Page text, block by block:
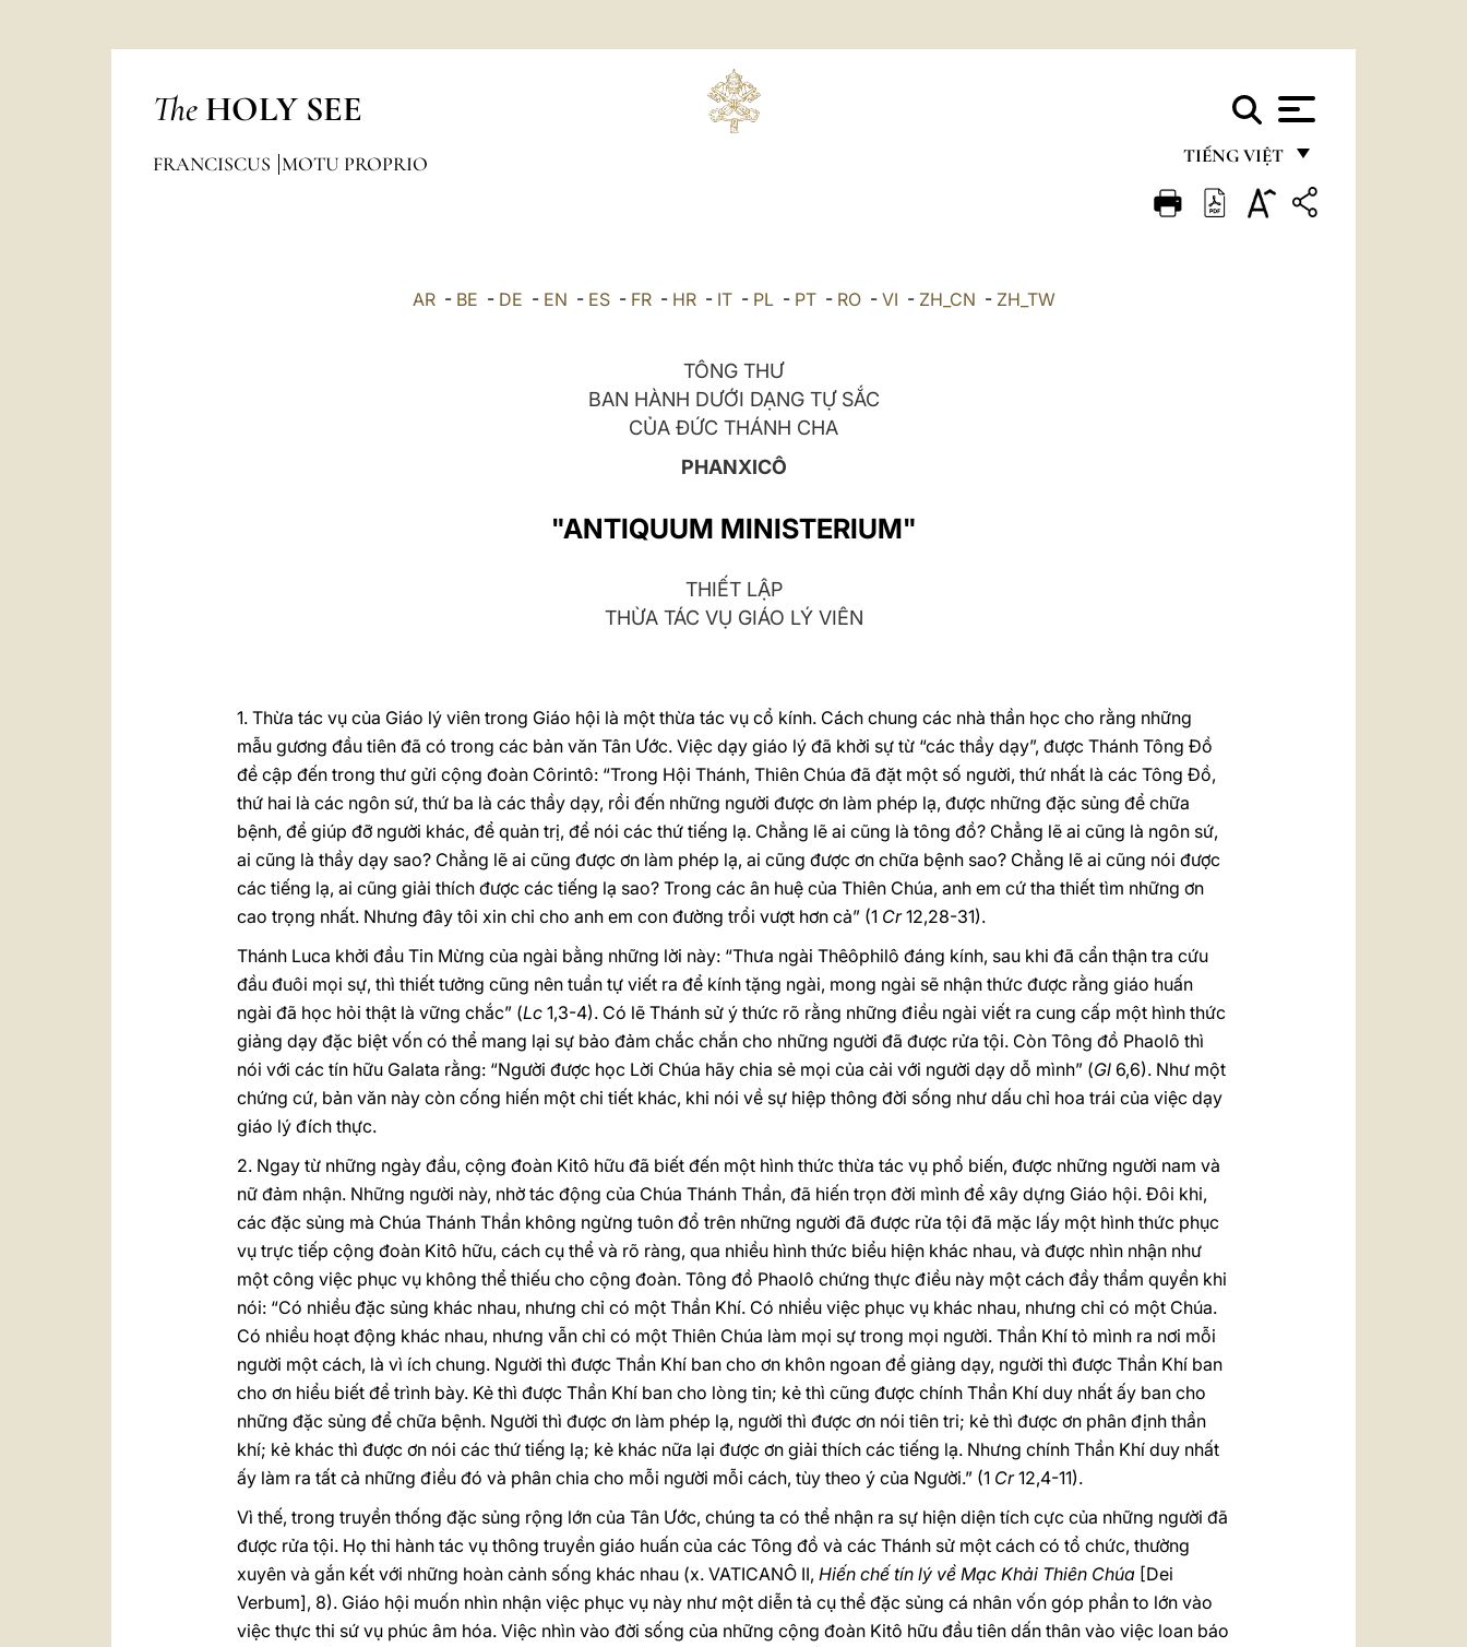
The HOLY SEE
TIẾNG VIỆT
FRANÇAIS
FRANCISCUS MOTU PROPRIO
AR- BE - DE - EN - ES- FR- HR- IT- PL- PT- RO- VI - ZH_CN - ZH_TW
TÔNG THƯ
BAN HÀNH DƯỚI DẠNG TỰ SẮC
CỦA ĐỨC THÁNH CHA
PHANXICÔ
"ANTIQUUM MINISTERIUM"
THIẾT LẬP
THỪA TÁC VỤ GIÁO LÝ VIÊN
1. Thừa tác vụ của Giáo lý viên trong Giáo hội là một thừa tác vụ cổ kính. Cách chung các nhà thần học cho rằng những
mẫu gương đầu tiên đã có trong các bản văn Tân Ước. Việc dạy giáo lý đã khởi sự từ “các thầy dạy”, được Thánh Tông Đồ
đề cập đến trong thư gửi cộng đoàn Côrintô: “Trong Hội Thánh, Thiên Chúa đã đặt một số người, thứ nhất là các Tông Đồ,
thứ hai là các ngôn sứ, thứ ba là các thầy dạy, rồi đến những người được ơn làm phép lạ, được những đặc sủng để chữa
bệnh, để giúp đỡ người khác, để quản trị, để nói các thứ tiếng lạ. Chẳng lẽ ai cũng là tông đồ? Chẳng lẽ ai cũng là ngôn sứ,
ai cũng là thầy dạy sao? Chẳng lẽ ai cũng được ơn làm phép lạ, ai cũng được ơn chữa bệnh sao? Chẳng lẽ ai cũng nói được
các tiếng lạ, ai cũng giải thích được các tiếng lạ sao? Trong các ân huệ của Thiên Chúa, anh em cứ tha thiết tìm những ơn
cao trọng nhất. Nhưng đây tôi xin chỉ cho anh em con đường trổi vượt hơn cả” (1 Cr12,28-31).
Thánh Luca khởi đầu Tin Mừng của ngài bằng những lời này: “Thưa ngài Thêôphilô đáng kính, sau khi đã cẩn thận tra cứu
đầu đuôi mọi sự, thì thiết tưởng cũng nên tuần tự viết ra để kính tặng ngài, mong ngài sẽ nhận thức được rằng giáo huấn
ngài đã học hỏi thật là vững chắc” (Lc 1,3-4). Có lẽ Thánh sử ý thức rõ rằng những điều ngài viết ra cung cấp một hình thức
giảng dạy đặc biệt vốn có thể mang lại sự bảo đảm chắc chắn cho những người đã được rửa tội. Còn Tông đồ Phaolô thì
nói với các tín hữu Galata rằng: “Người được học Lời Chúa hãy chia sẻ mọi của cải với người dạy dỗ mình” (Gl 6,6). Như một
chứng cứ, bản văn này còn cống hiến một chi tiết khác, khi nói về sự hiệp thông đời sống như dấu chỉ hoa trái của việc dạy
giáo lý đích thực.
2. Ngay từ những ngày đầu, cộng đoàn Kitô hữu đã biết đến một hình thức thừa tác vụ phổ biến, được những người nam và
nữ đảm nhận. Những người này, nhờ tác động của Chúa Thánh Thần, đã hiến trọn đời mình để xây dựng Giáo hội. Đôi khi,
các đặc sủng mà Chúa Thánh Thần không ngừng tuôn đổ trên những người đã được rửa tội đã mặc lấy một hình thức phục
vụ trực tiếp cộng đoàn Kitô hữu, cách cụ thể và rõ ràng, qua nhiều hình thức biểu hiện khác nhau, và được nhìn nhận như
một công việc phục vụ không thể thiếu cho cộng đoàn. Tông đồ Phaolô chứng thực điều này một cách đầy thẩm quyền khi
nói: “Có nhiều đặc sủng khác nhau, nhưng chỉ có một Thần Khí. Có nhiều việc phục vụ khác nhau, nhưng chỉ có một Chúa.
Có nhiều hoạt động khác nhau, nhưng vẫn chỉ có một Thiên Chúa làm mọi sự trong mọi người. Thần Khí tỏ mình ra nơi mỗi
người một cách, là vì ích chung. Người thì được Thần Khí ban cho ơn khôn ngoan để giảng dạy, người thì được Thần Khí ban
cho ơn hiểu biết để trình bày. Kẻ thì được Thần Khí ban cho lòng tin; kẻ thì cũng được chính Thần Khí duy nhất ấy ban cho
những đặc sủng để chữa bệnh. Người thì được ơn làm phép lạ, người thì được ơn nói tiên tri; kẻ thì được ơn phân định thần
khí; kẻ khác thì được ơn nói các thứ tiếng lạ; kẻ khác nữa lại được ơn giải thích các tiếng lạ. Nhưng chính Thần Khí duy nhất
ấy làm ra tất cả những điều đó và phân chia cho mỗi người mỗi cách, tùy theo ý của Người.” (1 Cr12,4-11).
Vì thế, trong truyền thống đặc sủng rộng lớn của Tân Ước, chúng ta có thể nhận ra sự hiện diện tích cực của những người đã
được rửa tội. Họ thi hành tác vụ thông truyền giáo huấn của các Tông đồ và các Thánh sử một cách có tổ chức, thường
xuyên và gắn kết với những hoàn cảnh sống khác nhau (x. VATICANÔ II, Hiến chế tín lý về Mạc Khải Thiên Chúa [Dei
Verbum], 8). Giáo hội muốn nhìn nhận việc phục vụ này như một diễn tả cụ thể đặc sủng cá nhân vốn góp phần to lớn vào
việc thực thi sứ vụ phúc âm hóa. Việc nhìn vào đời sống của những cộng đoàn Kitô hữu đầu tiên dấn thân vào việc loan báo